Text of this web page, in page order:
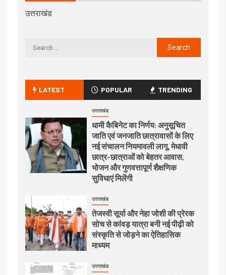
उत्तराखंड
LATEST POPULAR TRENDING
उत्तराखंड
धामी कैबिनेट का निर्णय: अनुसूचित
जाति एवं जनजाति छात्रावासों के लिए
नई संचालन नियमावली लागू, मेधावी
छात्र-छात्राओं को बेहतर आवास,
भोजन और गुणवत्तापूर्ण शैक्षणिक
सुविधाएं मिलेंगी
उत्तराखंड
तेजस्वी सूर्या और नेहा जोशी की प्रेरक
सोच से कांवड़ यात्रा बनी नई पीढ़ी को
संस्कृति से जोड़ने का ऐतिहासिक
माध्यम
उत्तराखंड